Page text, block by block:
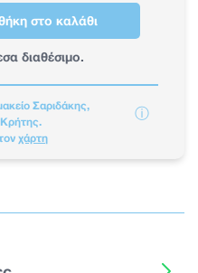
στο καλάθι
διαθέσιμο.
Σαριδάκης,
χάρτη
ⓘ